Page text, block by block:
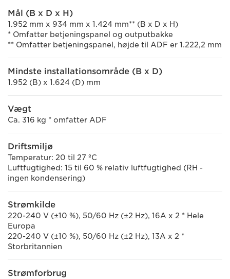
Mål (B x D x H)
1.952 mm x 934 mm x 1.424 mm** (B x D x H)
* Omfatter betjeningspanel og outputbakke
** Omfatter betjeningspanel, højde til ADF er 1.222,2 mm
Mindste installationsområde (B x D)
1.952 (B) x 1.624 (D) mm
Vægt
Ca. 316 kg * omfatter ADF
Driftsmiljø
Temperatur: 20 til 27 ºC
Luftfugtighed: 15 til 60 % relativ luftfugtighed (RH -
ingen kondensering)
Strømkilde
220-240 V (±10 %), 50/60 Hz (±2 Hz), 16A x 2 * Hele
Europa
220-240 V (±10 %), 50/60 Hz (±2 Hz), 13A x 2 *
Storbritannien
Strømforbrug